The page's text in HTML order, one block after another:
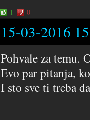
1 0
15-03-2016
Pohvale za temu.
Evo par pitanja,
I sto sve ti treba